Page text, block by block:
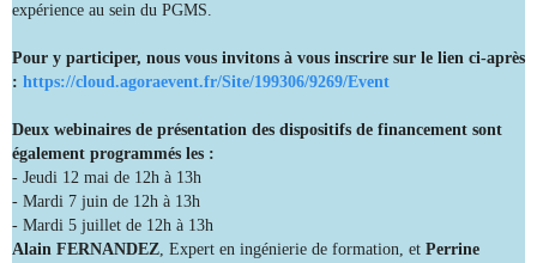
expérience au sein du PGMS.
Pour y participer, nous vous invitons à vous inscrire sur le lien ci-après
: https://cloud.agoraevent.fr/Site/199306/9269/Event
Deux webinaires de présentation des dispositifs de financement sont
également programmés les :
- Jeudi 12 mai de 12h à 13h
- Mardi 7 juin de 12h à 13h
- Mardi 5 juillet de 12h à 13h
Alain FERNANDEZ, Expert en ingénierie de formation, et Perrine